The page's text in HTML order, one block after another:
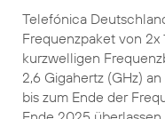
Telefónica
Frequenzpaket von 2x
kurzwelligen
2,6 Gigahertz (GHz) an
bis zum Ende der